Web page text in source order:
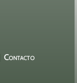
Contacto